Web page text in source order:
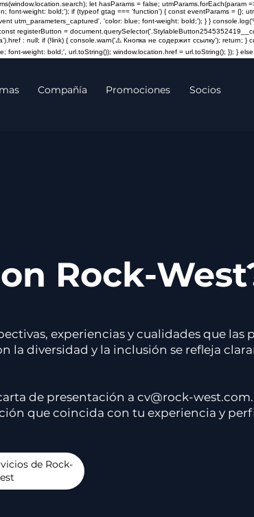
let hasParams = false; utmParams.forEach(param
weight: bold;'); if (typeof gtag === 'function') { const eventParams = {};
utm_parameters_captured', 'color: blue; font-weight: bold;'); } }
registerButton =
: null; if (!link) { console.warn('⚠️ Кнопка не содержит ссылку'); return; }
weight: bold;', url.toString()); window.location.href = url.toString(); }); }
Compañía Promociones Socios
Rock-
experiencias y cualidades que las
diversidad y la inclusión se refleja
de presentación a cv@rock-
que coincida con tu experiencia y
de Rock-